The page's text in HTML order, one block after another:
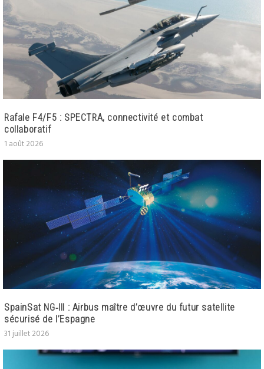
Rafale F4/F5 : SPECTRA, connectivité et combat
collaboratif
1 août 2026
SpainSat NG‑III : Airbus maître d’œuvre du futur satellite
sécurisé de l’Espagne
31 juillet 2026